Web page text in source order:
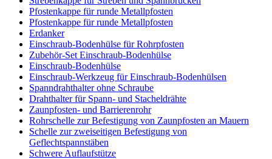
Pfostenkappe für runde Metallpfosten
Pfostenkappe für runde Metallpfosten
Erdanker
Einschraub-Bodenhülse für Rohrpfosten
Zubehör-Set Einschraub-Bodenhülse
Einschraub-Bodenhülse
Einschraub-Werkzeug für Einschraub-Bodenhülsen
Spanndrahthalter ohne Schraube
Drahthalter für Spann- und Stacheldrähte
Zaunpfosten- und Barrierenrohr
Rohrschelle zur Befestigung von Zaunpfosten an Mauern
Schelle zur zweiseitigen Befestigung von
Geflechtspannstäben
Schwere Auflaufstütze